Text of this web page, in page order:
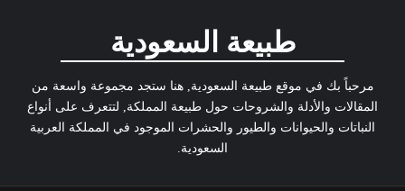
طبيعة السعودية
مرحباً بك في موقع طبيعة السعودية, هنا ستجد مجموعة واسعة من
المقالات والأدلة والشروحات حول طبيعة المملكة, لتتعرف على أنواع
النباتات والحيوانات والطيور والحشرات الموجود في المملكة العربية
السعودية.